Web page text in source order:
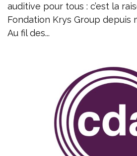
auditive pour tous : c’est la
Fondation Krys Group depuis
Au fil des...